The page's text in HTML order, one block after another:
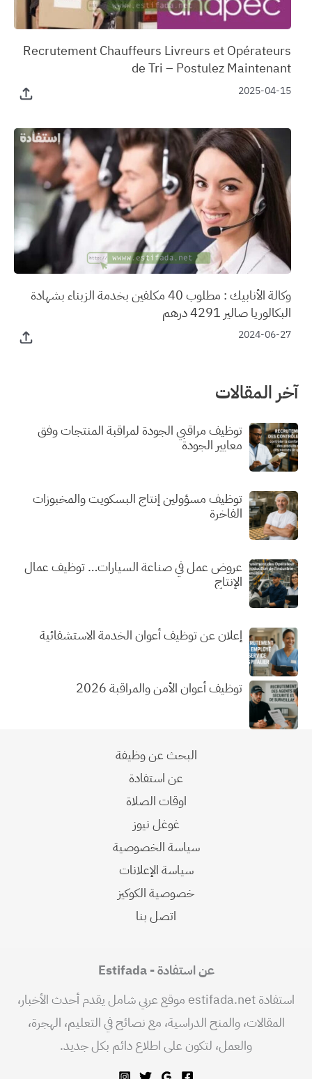
‏Recrutement Chauffeurs Livreurs et Opérateurs
de Tri – Postulez Maintenant
2025-04-15
وكالة الأنابيك : مطلوب 40 مكلفين بخدمة الزبناء بشهادة
البكالوريا صالير 4291 درهم
2024-06-27
آخر المقالات
توظيف مراقبي الجودة لمراقبة المنتجات وفق
معايير الجودة
توظيف مسؤولين إنتاج البسكويت والمخبوزات
الفاخرة
عروض عمل في صناعة السيارات… توظيف عمال
الإنتاج
إعلان عن توظيف أعوان الخدمة الاستشفائية
توظيف أعوان الأمن والمراقبة 2026
البحث عن وظيفة
عن استفادة
اوقات الصلاة
غوغل نيوز
سياسة الخصوصية
سياسة الإعلانات
خصوصية الكوكيز
اتصل بنا
عن استفادة - Estifada
استفادة estifada.net موقع عربي شامل يقدم أحدث الأخبار،
المقالات، والمنح الدراسية، مع نصائح في التعليم، الهجرة،
والعمل، لتكون على اطلاع دائم بكل جديد.